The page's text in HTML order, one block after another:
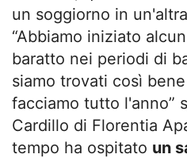
un soggiorno in
“Abbiamo iniziato
baratto nei periodi di
siamo trovati così
facciamo tutto l'anno”
Cardillo di Florentia
tempo ha ospitato un